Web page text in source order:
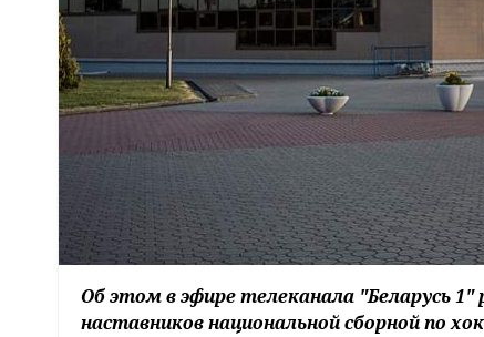
Об этом в эфире телеканала "Беларусь
наставников национальной сборной по